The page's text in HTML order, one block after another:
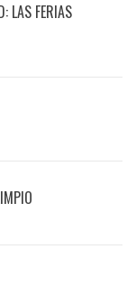
LAS FERIAS